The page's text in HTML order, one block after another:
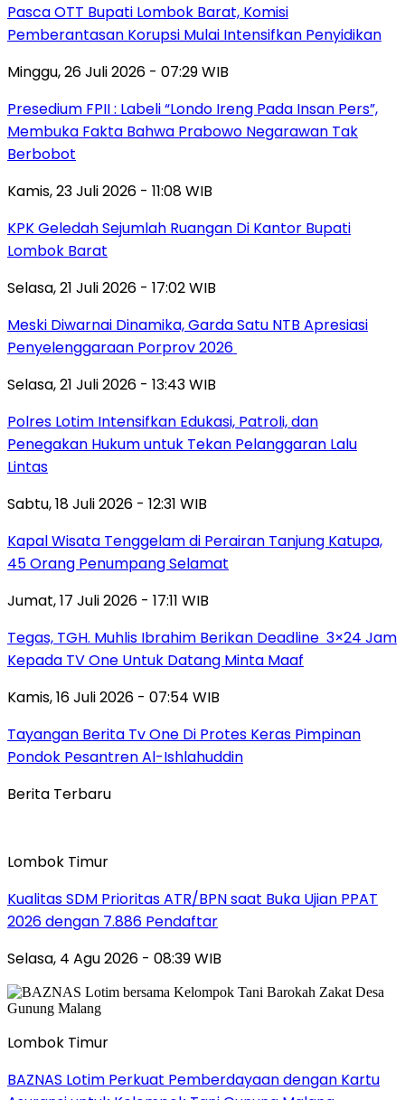
Pasca OTT Bupati Lombok Barat, Komisi
Pemberantasan Korupsi Mulai Intensifkan Penyidikan
Minggu, 26 Juli 2026 - 07:29 WIB
Presedium FPII : Labeli “Londo Ireng Pada Insan Pers”,
Membuka Fakta Bahwa Prabowo Negarawan Tak
Berbobot
Kamis, 23 Juli 2026 - 11:08 WIB
KPK Geledah Sejumlah Ruangan Di Kantor Bupati
Lombok Barat
Selasa, 21 Juli 2026 - 17:02 WIB
Meski Diwarnai Dinamika, Garda Satu NTB Apresiasi
Penyelenggaraan Porprov 2026 ‎
Selasa, 21 Juli 2026 - 13:43 WIB
Polres Lotim Intensifkan Edukasi, Patroli, dan
Penegakan Hukum untuk Tekan Pelanggaran Lalu
Lintas
Sabtu, 18 Juli 2026 - 12:31 WIB
Kapal Wisata Tenggelam di Perairan Tanjung Katupa,
45 Orang Penumpang Selamat
Jumat, 17 Juli 2026 - 17:11 WIB
Tegas, TGH. Muhlis Ibrahim Berikan Deadline 3×24 Jam
Kepada TV One Untuk Datang Minta Maaf
Kamis, 16 Juli 2026 - 07:54 WIB
Tayangan Berita Tv One Di Protes Keras Pimpinan
Pondok Pesantren Al-Ishlahuddin
Berita Terbaru
Lombok Timur
Kualitas SDM Prioritas ATR/BPN saat Buka Ujian PPAT
2026 dengan 7.886 Pendaftar
Selasa, 4 Agu 2026 - 08:39 WIB
Lombok Timur
BAZNAS Lotim Perkuat Pemberdayaan dengan Kartu